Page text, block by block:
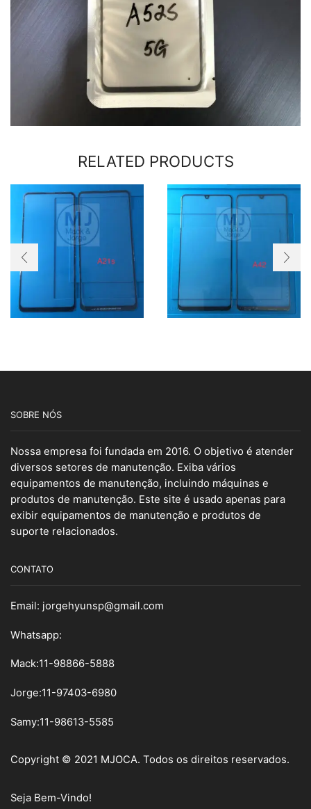
RELATED PRODUCTS
SOBRE NÓS
Nossa empresa foi fundada em 2016. O objetivo é atender
diversos setores de manutenção. Exiba vários
equipamentos de manutenção, incluindo máquinas e
produtos de manutenção. Este site é usado apenas para
exibir equipamentos de manutenção e produtos de
suporte relacionados.
CONTATO
Email: jorgehyunsp@gmail.com
Whatsapp:
Mack:11-98866-5888
Jorge:11-97403-6980
Samy:11-98613-5585
Copyright © 2021 MJOCA. Todos os direitos reservados.
Seja Bem-Vindo!